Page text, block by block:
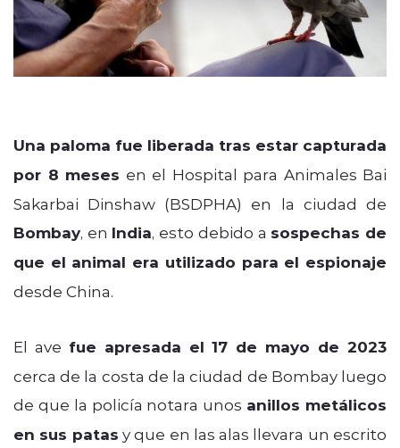
Una paloma fue liberada tras estar capturada
por 8 meses en el Hospital para Animales Bai
Sakarbai Dinshaw (BSDPHA) en la ciudad de
Bombay, en India, esto debido a sospechas de
que el animal era utilizado para el espionaje
desde China.
El ave fue apresada el 17 de mayo de 2023
cerca de la costa de la ciudad de Bombay luego
de que la policía notara unos anillos metálicos
en sus patas y que en las alas llevara un escrito